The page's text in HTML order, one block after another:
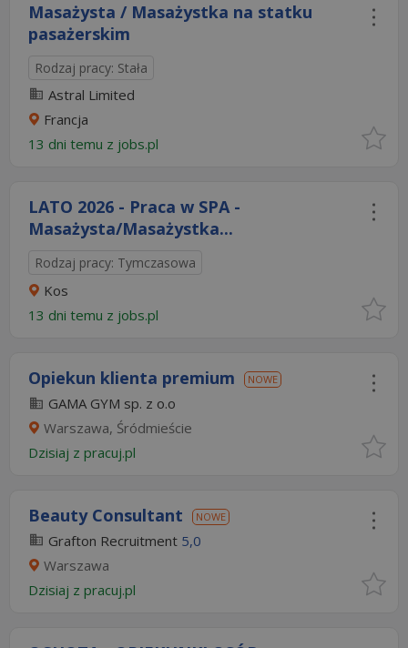
Masażysta / Masażystka na statku
pasażerskim
Rodzaj pracy: Stała
Astral Limited
Francja
13 dni temu z jobs.pl
LATO 2026 - Praca w SPA -
Masażysta/Masażystka...
Rodzaj pracy: Tymczasowa
Kos
13 dni temu z jobs.pl
Opiekun klienta premium NOWE
GAMA GYM sp. z o.o
Warszawa, Śródmieście
Dzisiaj z pracuj.pl
Beauty Consultant NOWE
Grafton Recruitment 5,0
Warszawa
Dzisiaj z pracuj.pl